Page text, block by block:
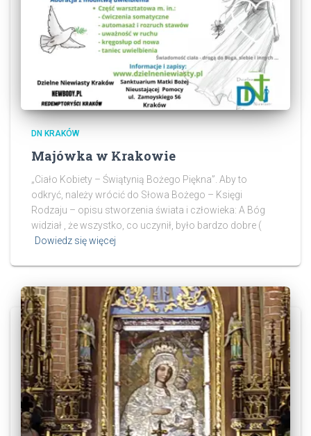
DN KRAKÓW
Majówka w Krakowie
„Ciało Kobiety – Świątynią Bożego Piękna”. Aby to
odkryć, należy wrócić do Słowa Bożego – Księgi
Rodzaju – opisu stworzenia świata i człowieka: A Bóg
widział , że wszystko, co uczynił, było bardzo dobre (
Dowiedz się więcej